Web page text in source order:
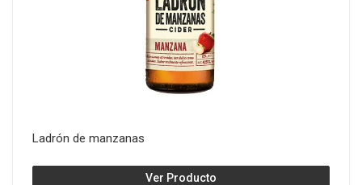
Ladrón de manzanas
Ver Producto